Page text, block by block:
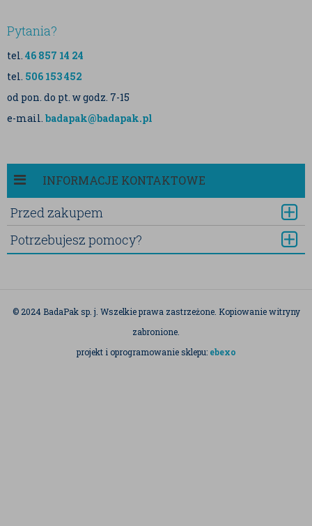
Pytania?
tel. 46 857 14 24
tel. 506 153 452
od pon. do pt. w godz. 7-15
e-mail. badapak@badapak.pl
INFORMACJE KONTAKTOWE
Przed zakupem
Potrzebujesz pomocy?
© 2024 BadaPak sp. j. Wszelkie prawa zastrzeżone. Kopiowanie witryny
zabronione.
projekt i oprogramowanie sklepu: ebexo